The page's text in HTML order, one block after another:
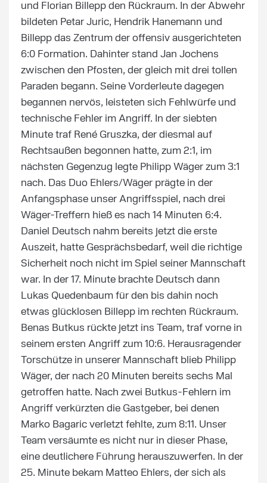
und Florian Billepp den Rückraum. In der Abwehr
bildeten Petar Juric, Hendrik Hanemann und
Billepp das Zentrum der offensiv ausgerichteten
6:0 Formation. Dahinter stand Jan Jochens
zwischen den Pfosten, der gleich mit drei tollen
Paraden begann. Seine Vorderleute dagegen
begannen nervös, leisteten sich Fehlwürfe und
technische Fehler im Angriff. In der siebten
Minute traf René Gruszka, der diesmal auf
Rechtsaußen begonnen hatte, zum 2:1, im
nächsten Gegenzug legte Philipp Wäger zum 3:1
nach. Das Duo Ehlers/Wäger prägte in der
Anfangsphase unser Angriffsspiel, nach drei
Wäger-Treffern hieß es nach 14 Minuten 6:4.
Daniel Deutsch nahm bereits jetzt die erste
Auszeit, hatte Gesprächsbedarf, weil die richtige
Sicherheit noch nicht im Spiel seiner Mannschaft
war. In der 17. Minute brachte Deutsch dann
Lukas Quedenbaum für den bis dahin noch
etwas glücklosen Billepp im rechten Rückraum.
Benas Butkus rückte jetzt ins Team, traf vorne in
seinem ersten Angriff zum 10:6. Herausragender
Torschütze in unserer Mannschaft blieb Philipp
Wäger, der nach 20 Minuten bereits sechs Mal
getroffen hatte. Nach zwei Butkus-Fehlern im
Angriff verkürzten die Gastgeber, bei denen
Marko Bagaric verletzt fehlte, zum 8:11. Unser
Team versäumte es nicht nur in dieser Phase,
eine deutlichere Führung herauszuwerfen. In der
25. Minute bekam Matteo Ehlers, der sich als